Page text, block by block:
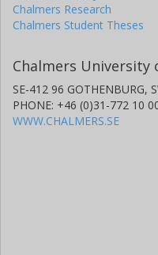
Chalmers Research
Chalmers Student Theses
Chalmers University
SE-412 96 GOTHENBURG,
PHONE: +46 (0)31-772 10
WWW.CHALMERS.SE